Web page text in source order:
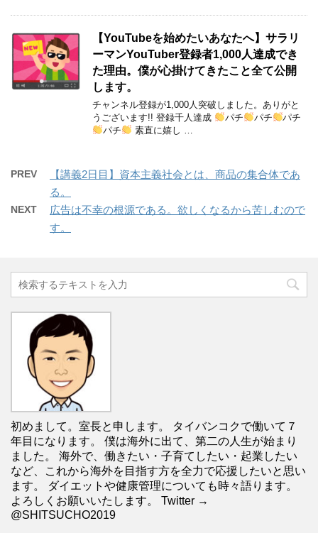
【YouTubeを始めたいあなたへ】サラリ
ーマンYouTuber登録者1,000人達成でき
た理由。僕が心掛けてきたこと全て公開
します。
チャンネル登録が1,000人突破しました。ありがと
うございます!! 登録千人達成
パチ パチ
パチ
パチ
素直に嬉し …
PREV
【講義2日目】資本主義社会とは、商品の集合体であ
る。
NEXT
広告は不幸の根源である。欲しくなるから苦しむので
す。
初めまして。室長と申します。 タイバンコクで働いて７
年目になります。 僕は海外に出て、第二の人生が始まり
ました。 海外で、働きたい・子育てしたい・起業したい
など、これから海外を目指す方を全力で応援したいと思い
ます。 ダイエットや健康管理についても時々語ります。
よろしくお願いいたします。 Twitter →
@SHITSUCHO2019